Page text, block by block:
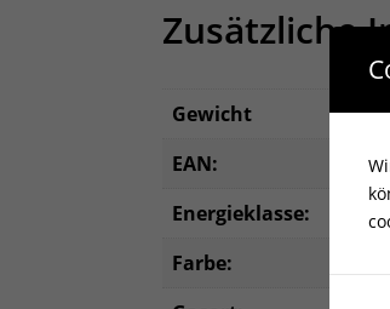
Zusätzliche
Gewicht
EAN:
Energieklasse:
Farbe: